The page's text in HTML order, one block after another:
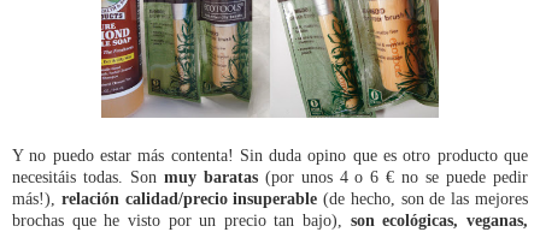
Y no puedo estar más contenta! Sin duda opino que es otro producto que
necesitáis todas. Son muy baratas(por unos 4 o 6 € no se puede pedir
más!), relación calidad/precio insuperable (de hecho, son de las mejores
brochas que he visto por un precio tan bajo), son ecológicas, veganas,